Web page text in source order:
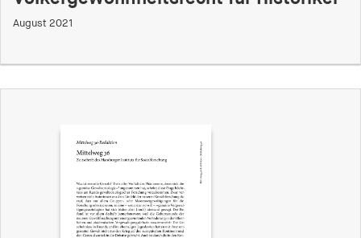
August 2021
fonts_loaded
Cookie Laufzeit: